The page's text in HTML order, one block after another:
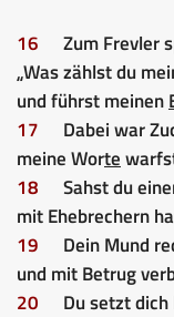
16 Zum Frevler
„Was zählst du
und führst meinen
17
Dabei war
meine Worte
18
Sahst du
mit Ehebrechern
19
Dein Mund
und mit Betrug
20
Du setzt